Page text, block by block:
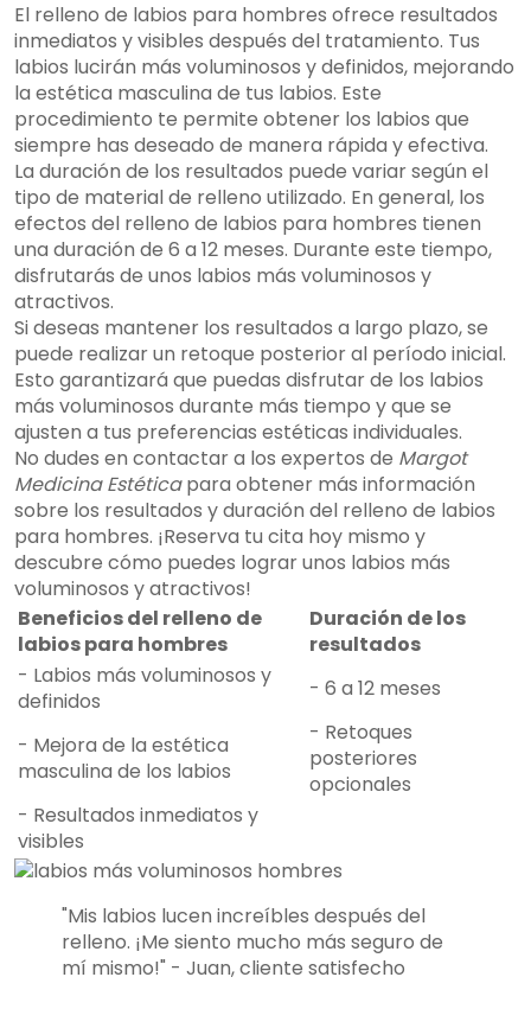
El relleno de labios para hombres ofrece resultados
inmediatos y visibles después del tratamiento. Tus
labios lucirán más voluminosos y definidos, mejorando
la estética masculina de tus labios. Este
procedimiento te permite obtener los labios que
siempre has deseado de manera rápida y efectiva.
La duración de los resultados puede variar según el
tipo de material de relleno utilizado. En general, los
efectos del relleno de labios para hombres tienen
una duración de 6 a 12 meses. Durante este tiempo,
disfrutarás de unos labios más voluminosos y
atractivos.
Si deseas mantener los resultados a largo plazo, se
puede realizar un retoque posterior al período inicial.
Esto garantizará que puedas disfrutar de los labios
más voluminosos durante más tiempo y que se
ajusten a tus preferencias estéticas individuales.
No dudes en contactar a los expertos de Margot
Medicina Estéticapara obtener más información
sobre los resultados y duración del relleno de labios
para hombres. ¡Reserva tu cita hoy mismo y
descubre cómo puedes lograr unos labios más
voluminosos y atractivos!
Beneficios del relleno de
labios para hombres
Duración de los
resultados
- Labios más voluminosos y
definidos
- 6 a 12 meses
- Mejora de la estética
masculina de los labios
- Retoques
posteriores
opcionales
- Resultados inmediatos y
visibles
"Mis labios lucen increíbles después del
relleno. ¡Me siento mucho más seguro de
mí mismo!" - Juan, cliente satisfecho